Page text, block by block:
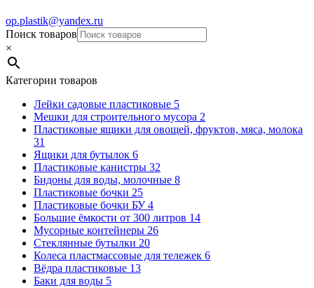
op.plastik@yandex.ru
Поиск товаров
×
Категории товаров
Лейки садовые пластиковые 5
Мешки для строительного мусора 2
Пластиковые ящики для овощей, фруктов, мяса, молока
31
Ящики для бутылок 6
Пластиковые канистры 32
Бидоны для воды, молочные 8
Пластиковые бочки 25
Пластиковые бочки БУ4
Большие ёмкости от 300 литров 14
Мусорные контейнеры 26
Стеклянные бутылки 20
Колеса пластмассовые для тележек 6
Вёдра пластиковые 13
Баки для воды 5